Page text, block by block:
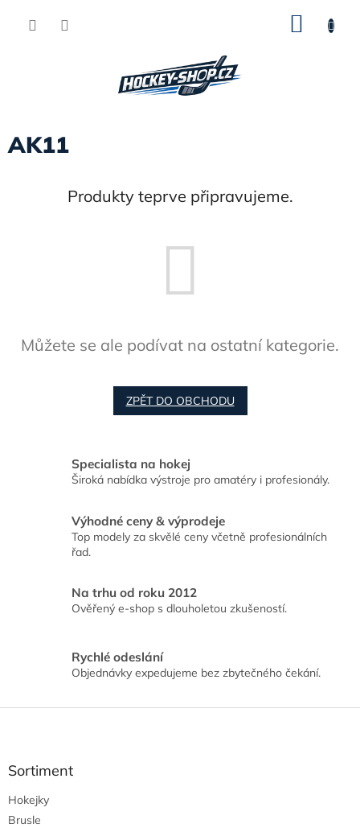
AK11
Produkty teprve připravujeme.
Můžete se ale podívat na ostatní kategorie.
ZPĚT DO OBCHODU
Specialista na hokej
Široká nabídka výstroje pro amatéry i profesionály.
Výhodné ceny & výprodeje
Top modely za skvělé ceny včetně profesionálních
řad.
Na trhu od roku 2012
Ověřený e-shop s dlouholetou zkušeností.
Rychlé odeslání
Objednávky expedujeme bez zbytečného čekání.
Z
Sortiment
Hokejky
Brusle